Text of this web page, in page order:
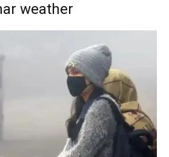
weather